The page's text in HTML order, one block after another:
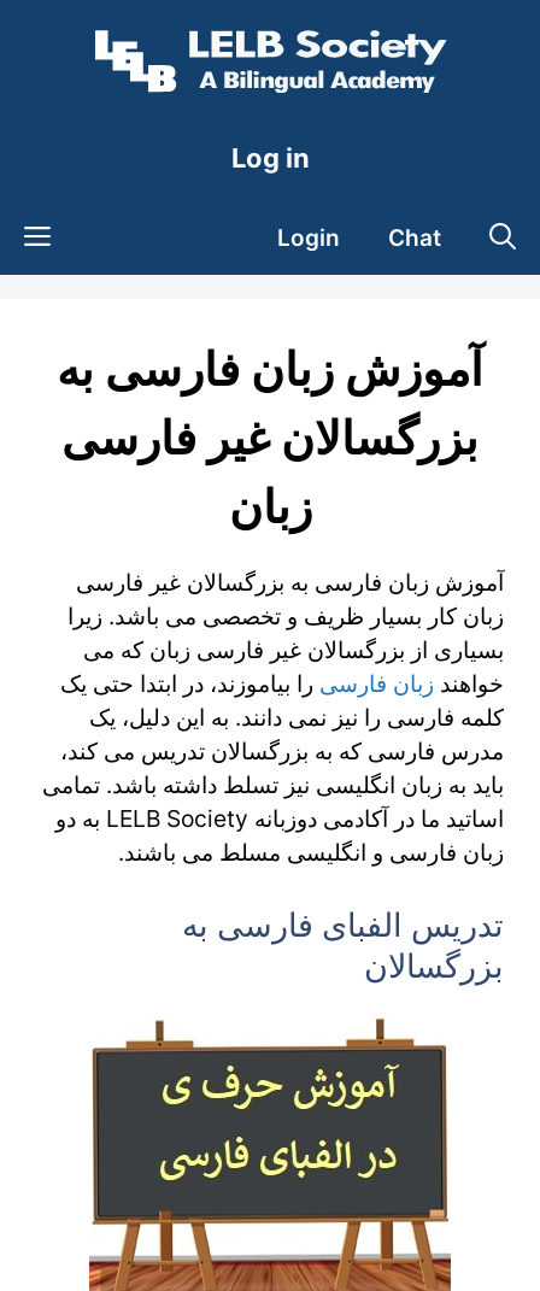
Log in
Login Chat
آموزش زبان فارسی به
بزرگسالان غیر فارسی
زبان
آموزش زبان فارسی به بزرگسالان غیر فارسی
زبان کار بسیار ظریف و تخصصی می باشد. زیرا
بسیاری از بزرگسالان غیر فارسی زبان که می
خواهند زبان فارسی را بیاموزند، در ابتدا حتی یک
کلمه فارسی را نیز نمی دانند. به این دلیل، یک
مدرس فارسی که به بزرگسالان تدریس می کند،
باید به زبان انگلیسی نیز تسلط داشته باشد. تمامی
اساتید ما در آکادمی دوزبانه LELB Society به دو
زبان فارسی و انگلیسی مسلط می باشند.
تدریس الفبای فارسی به
بزرگسالان